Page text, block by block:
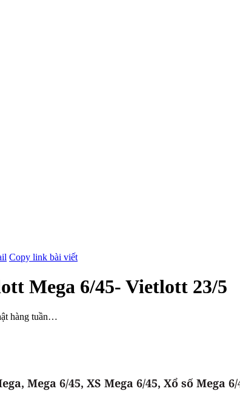
Copy link bài viết
Mega 6/45- Vietlott 23/5
hàng tuần…
Mega 6/45, XS Mega 6/45, Xổ số Mega 6/